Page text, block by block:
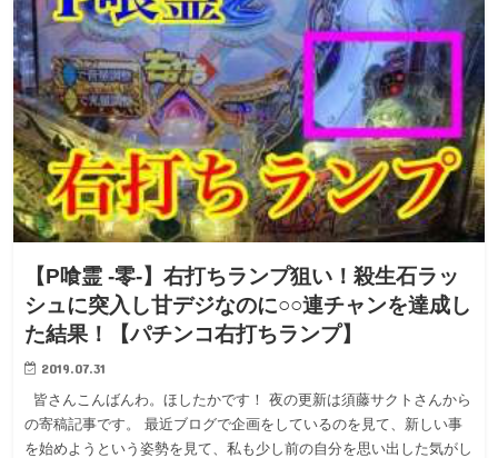
【P喰霊 -零-】右打ちランプ狙い！殺生石ラッ
シュに突入し甘デジなのに○○連チャンを達成し
た結果！【パチンコ右打ちランプ】
2019.07.31
皆さんこんばんわ。ほしたかです！ 夜の更新は須藤サクトさんから
の寄稿記事です。 最近ブログで企画をしているのを見て、新しい事
を始めようという姿勢を見て、私も少し前の自分を思い出した気がし